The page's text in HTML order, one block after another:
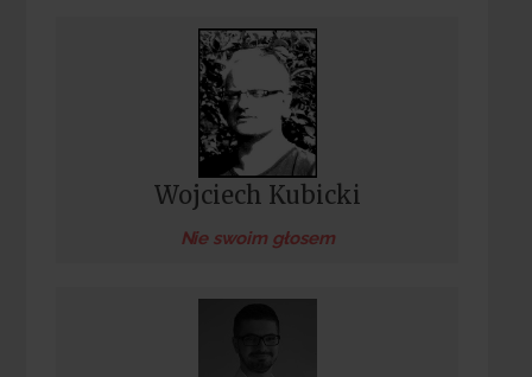
Wojciech Kubicki
Nie swoim głosem